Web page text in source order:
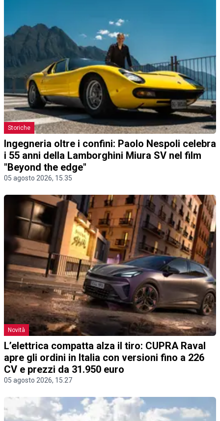
Storiche
Ingegneria oltre i confini: Paolo Nespoli celebra
i 55 anni della Lamborghini Miura SV nel film
"Beyond the edge"
05 agosto 2026, 15.35
Novità
L’elettrica compatta alza il tiro: CUPRA Raval
apre gli ordini in Italia con versioni fino a 226
CV e prezzi da 31.950 euro
05 agosto 2026, 15.27